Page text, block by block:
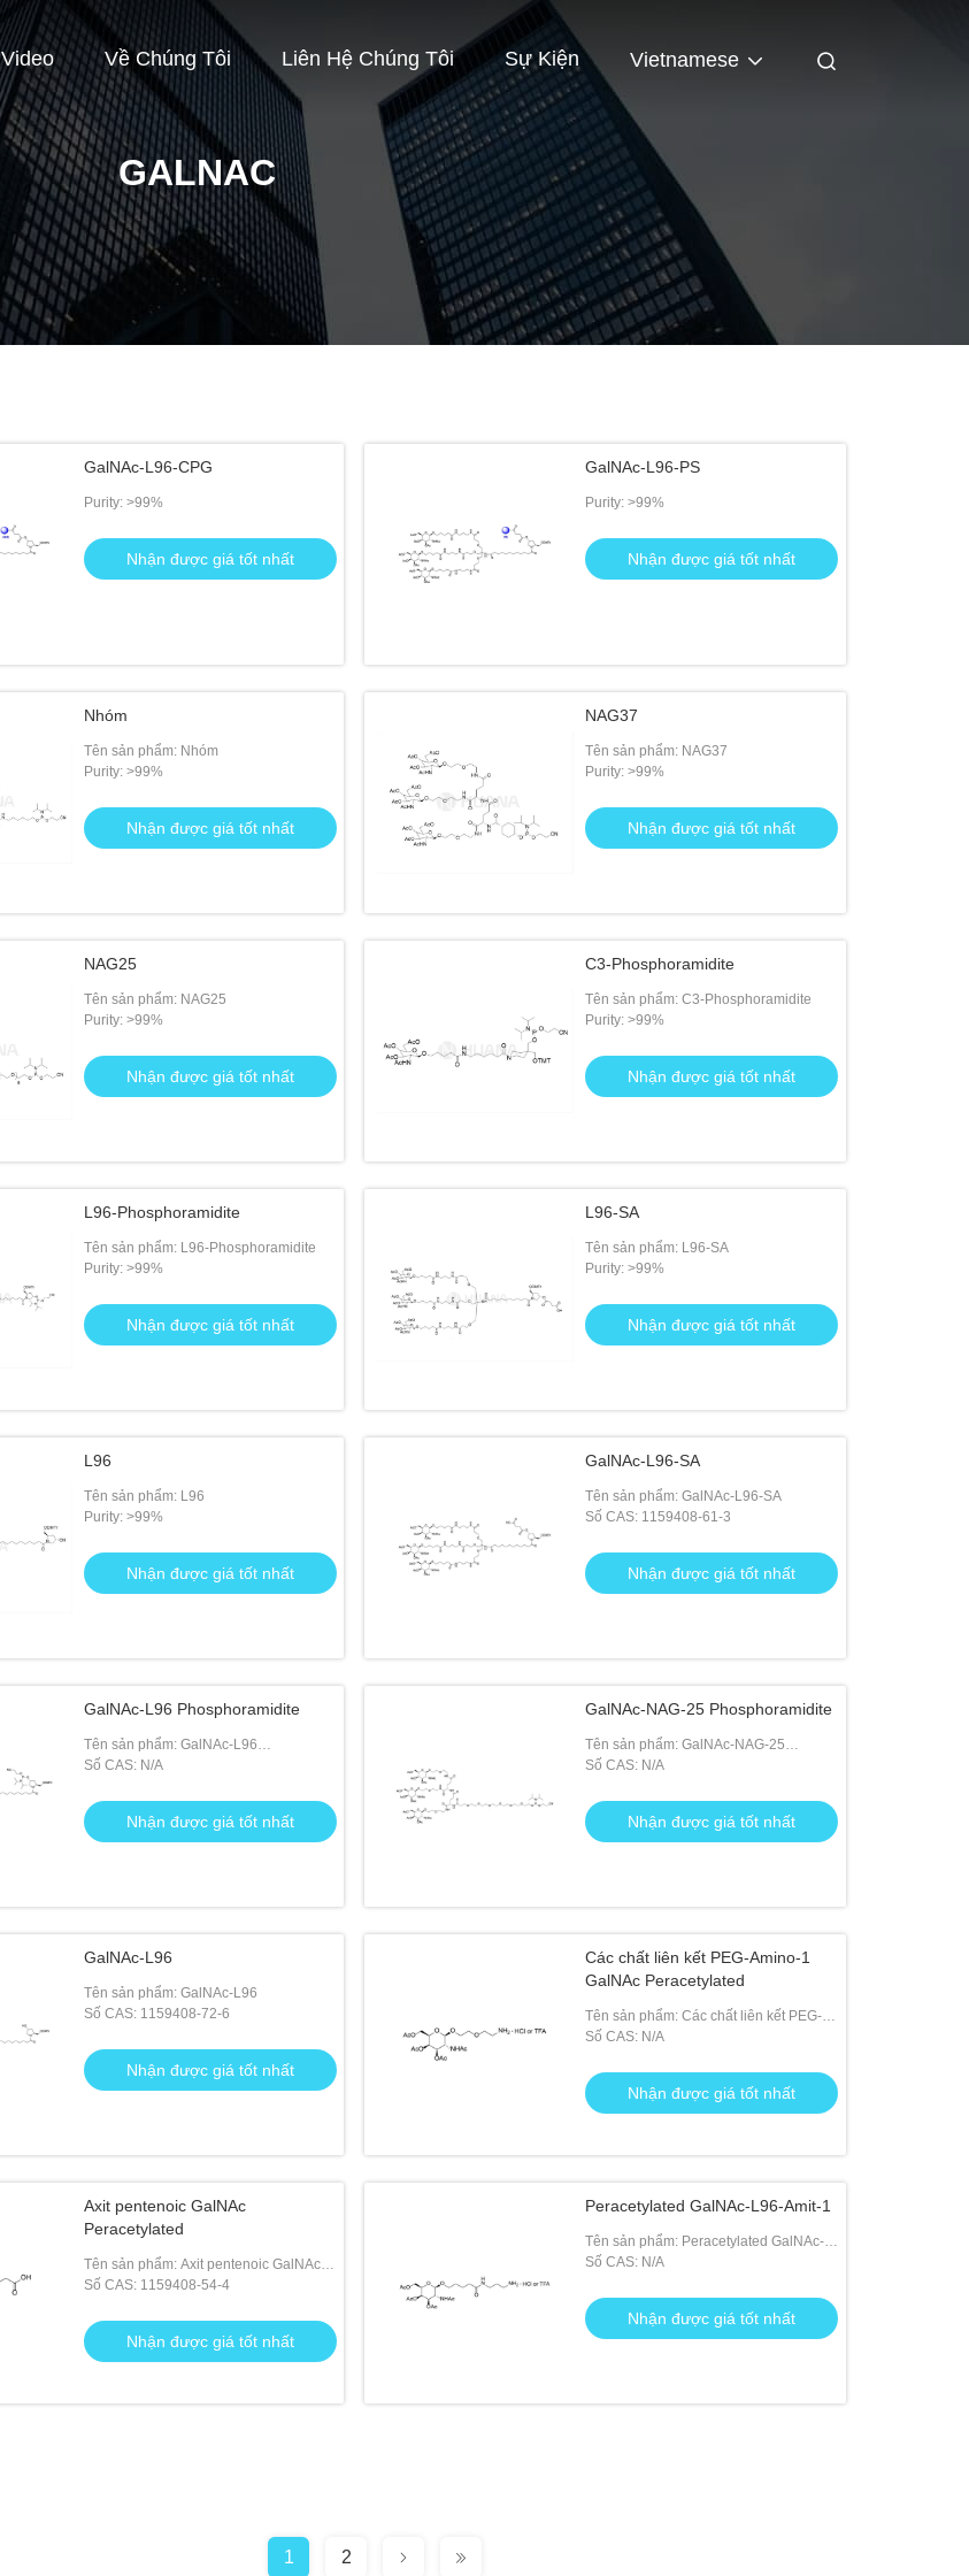
Video Về Chúng Tôi Liên Hệ Chúng Tôi Sự Kiện Vietnamese
GALNAC
GalNAc-L96-CPG
Purity: >99%
Nhận được giá tốt nhất
GalNAc-L96-PS
Purity: >99%
Nhận được giá tốt nhất
Nhóm
Tên sản phẩm: Nhóm
Purity: >99%
Nhận được giá tốt nhất
NAG37
Tên sản phẩm: NAG37
Purity: >99%
Nhận được giá tốt nhất
NAG25
Tên sản phẩm: NAG25
Purity: >99%
Nhận được giá tốt nhất
C3-Phosphoramidite
Tên sản phẩm: C3-Phosphoramidite
Purity: >99%
Nhận được giá tốt nhất
L96-Phosphoramidite
Tên sản phẩm: L96-Phosphoramidite
Purity: >99%
Nhận được giá tốt nhất
L96-SA
Tên sản phẩm: L96-SA
Purity: >99%
Nhận được giá tốt nhất
L96
Tên sản phẩm: L96
Purity: >99%
Nhận được giá tốt nhất
GalNAc-L96-SA
Tên sản phẩm: GalNAc-L96-SA
Số CAS: 1159408-61-3
Nhận được giá tốt nhất
GalNAc-L96 Phosphoramidite
Tên sản phẩm: GalNAc-L96
Phosphoramidite
Số CAS: N/A
Nhận được giá tốt nhất
GalNAc-NAG-25 Phosphoramidite
Tên sản phẩm: GalNAc-NAG-25
Phosphoramidite
Số CAS: N/A
Nhận được giá tốt nhất
GalNAc-L96
Tên sản phẩm: GalNAc-L96
Số CAS: 1159408-72-6
Nhận được giá tốt nhất
Các chất liên kết PEG-Amino-1
GalNAc Peracetylated
Tên sản phẩm: Các chất liên kết PEG-
Amino-1 GalNAc Peracetylated
Số CAS: N/A
Nhận được giá tốt nhất
Axit pentenoic GalNAc
Peracetylated
Tên sản phẩm: Axit pentenoic GalNAc
Peracetylated
Số CAS: 1159408-54-4
Nhận được giá tốt nhất
Peracetylated GalNAc-L96-Amit-1
Tên sản phẩm: Peracetylated GalNAc-
L96-Amit-1
Số CAS: N/A
Nhận được giá tốt nhất
1 2